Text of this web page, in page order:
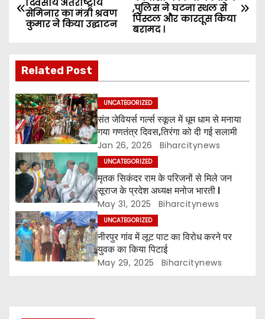
o
t
n
a
v
i
g
a
t
i
,पुलिस ने घटना स्थल से
पिस्टल और कारतूस किया
बरामद ।
दिवसीय अंतर्राष्ट्रीय
सेमिनार का मंत्री श्रवण
कुमार ने किया उद्घाटन
Related Post
UNCATEGORIZED
संत जेवियर्स गर्ल्स स्कूल में धूम धाम से मनाया
गया गणतंत्र दिवस,तिरंगा को दी गई सलामी
Jan 26, 2026 Biharcitynews
UNCATEGORIZED
मृतक सिकंदर राम के परिजनों से मिले जन
सूराज के प्रदेश अध्यक्ष मनोज भारती l
May 31, 2025 Biharcitynews
UNCATEGORIZED
नीरपुर गांव में लूट पाट का विरोध करने पर
युवक का किया पिटाई
May 29, 2025 Biharcitynews